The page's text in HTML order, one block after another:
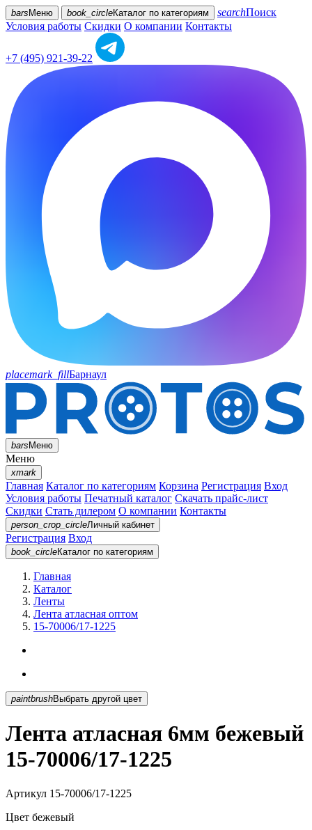
bars Меню book_circleКаталог по категориям searchПоиск
Условия работы Скидки О компании Контакты
+7 (495) 921-39-22
placemark_fillБарнаул
barsМеню
Меню
xmark
Главная Каталог по категориям Корзина Регистрация Вход
Условия работы Печатный каталог Скачать прайс-лист
Скидки Стать дилером О компании Контакты
person_crop_circleЛичный кабинет
Регистрация Вход
book_circleКаталог по категориям
Главная
Каталог
Ленты
Лента атласная оптом
15-70006/17-1225
paintbrush Выбрать другой цвет
Лента атласная 6мм бежевый
15-70006/17-1225
Артикул 15-70006/17-1225
Цвет бежевый